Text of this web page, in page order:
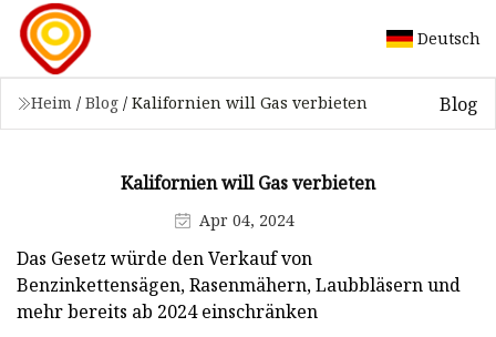
Deutsch
Heim / Blog / Kalifornien will Gas verbieten Blog
Kalifornien will Gas verbieten
Apr 04, 2024
Das Gesetz würde den Verkauf von
Benzinkettensägen, Rasenmähern, Laubbläsern und
mehr bereits ab 2024 einschränken